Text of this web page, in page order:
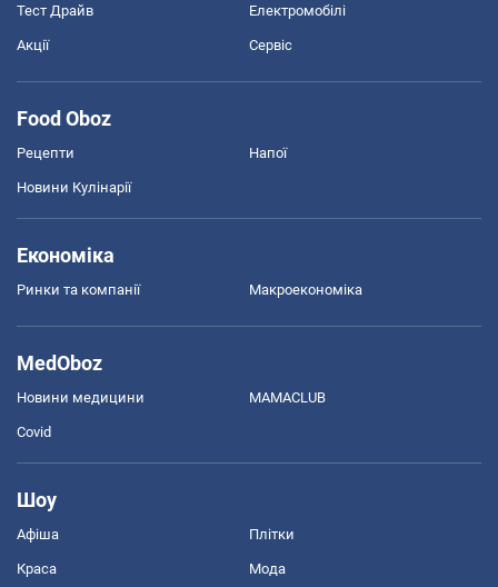
Тест Драйв Електромобілі
Акції Сервіс
Food Oboz
Рецепти Напої
Новини Кулінарії
Економіка
Ринки та компанії Макроекономіка
MedOboz
Новини медицини MAMACLUB
Covid
Шоу
Афіша Плітки
Краса Мода